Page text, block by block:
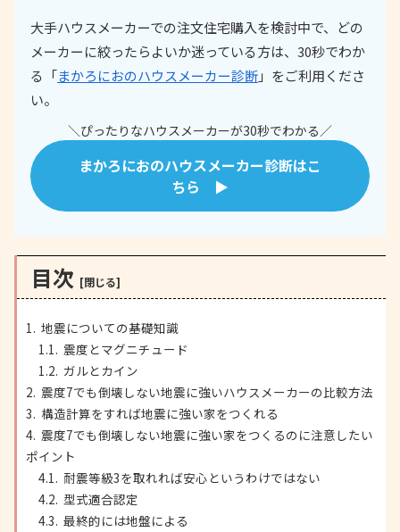
大手ハウスメーカーでの注文住宅購入を検討中で、どの
メーカーに絞ったらよいか迷っている方は、30秒でわか
る「まかろにおのハウスメーカー診断」をご利用くださ
い。
＼ぴったりなハウスメーカーが30秒でわかる／
まかろにおのハウスメーカー診断はこ
ちら ▶
目次
地震についての基礎知識
震度とマグニチュード
ガルとカイン
震度7でも倒壊しない地震に強いハウスメーカーの比較方法
構造計算をすれば地震に強い家をつくれる
震度7でも倒壊しない地震に強い家をつくるのに注意したい
ポイント
耐震等級3を取れれば安心というわけではない
型式適合認定
最終的には地盤による